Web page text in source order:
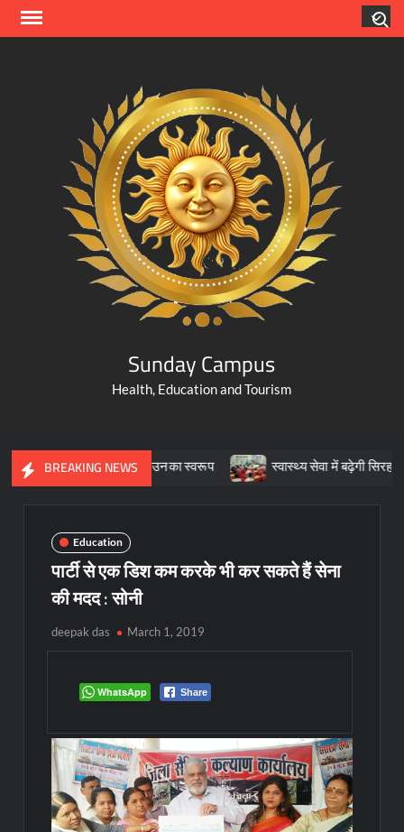
Skip
Sunday Campus
Health, Education and Tourism
BREAKING NEWS
खिलखिलाया उनका स्वरूप स्वास्थ्य सेवा में बढ़ेगी सिरहा-गुनिया की
Education
पार्टी से एक डिश कम करके भी कर सकते हैं सेना
की मदद : सोनी
deepak das March 1, 2019
WhatsApp Share